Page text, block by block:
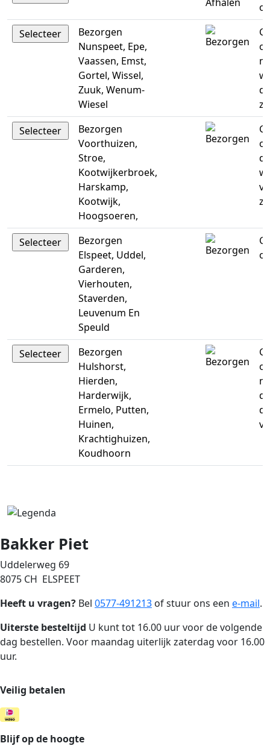
Bezorgen
Nunspeet, Epe,
Vaassen, Emst,
Gortel, Wissel,
Zuuk, Wenum-
Wiesel
Bezorgen
Voorthuizen,
Stroe,
Kootwijkerbroek,
Harskamp,
Kootwijk,
Hoogsoeren,
Bezorgen
Elspeet, Uddel,
Garderen,
Vierhouten,
Staverden,
Leuvenum En
Speuld
Bezorgen
Hulshorst,
Hierden,
Harderwijk,
Ermelo, Putten,
Huinen,
Krachtighuizen,
Koudhoorn
Bakker Piet
Uddelerweg 69
8075 CH ELSPEET
Heeft u vragen? Bel 0577-491213 of stuur ons een e-mail.
Uiterste besteltijd U kunt tot 16.00 uur voor de volgende
dag bestellen. Voor maandag uiterlijk zaterdag voor 16.00
uur.
Veilig betalen
Blijf op de hoogte